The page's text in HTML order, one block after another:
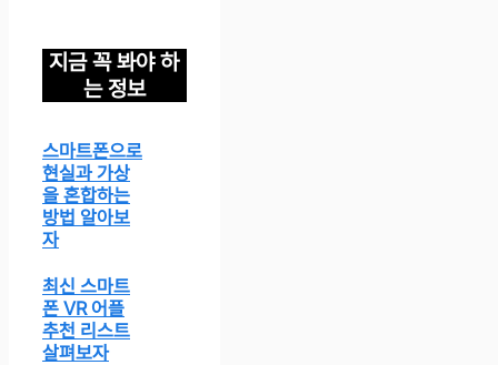
지금 꼭 봐야 하
는 정보
스마트폰으로
현실과 가상
을 혼합하는
방법 알아보
자
최신 스마트
폰 VR 어플
추천 리스트
살펴보자